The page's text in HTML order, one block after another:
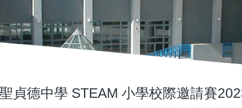
聖貞德中學 STEAM 小學校際邀請賽